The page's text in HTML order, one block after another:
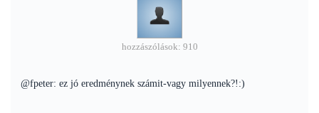
hozzászólások: 910
@fpeter: ez jó eredménynek számit-vagy milyennek?!:)